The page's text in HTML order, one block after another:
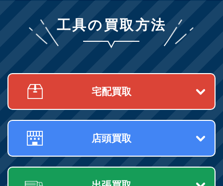
工具の買取方法
宅配買取
店頭買取